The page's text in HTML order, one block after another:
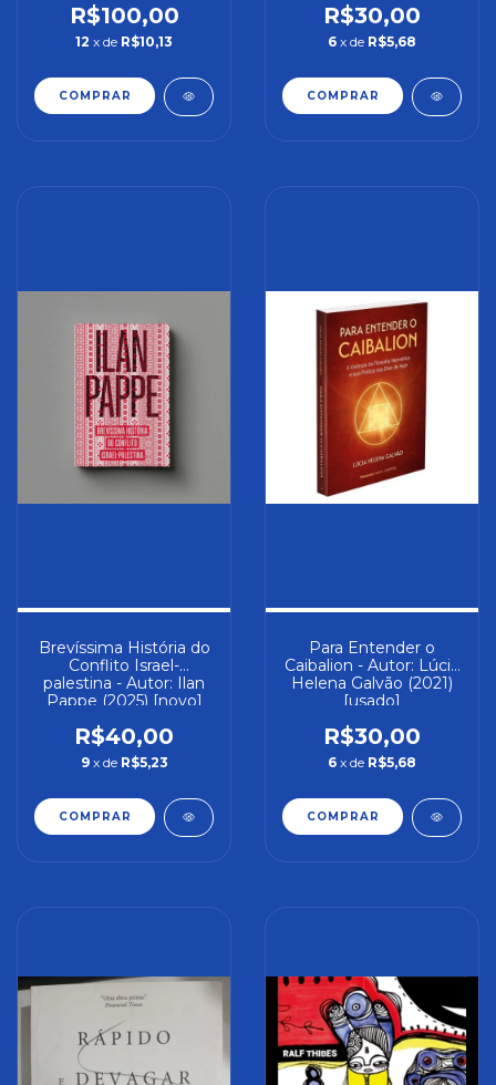
Jean-claude Corbeil e
Outro (1997) [usado]
R$100,00
12 x de R$10,13
Segunda Guerra
Mundial - Autor:
Rodrigo Trespach
R$30,00
6 x de R$5,68
Brevíssima História do
Conflito Israel-
palestina - Autor: Ilan
Pappe (2025) [novo]
R$40,00
9 x de R$5,23
Para Entender o
Caibalion - Autor: Lúcia
Helena Galvão (2021)
[usado]
R$30,00
6 x de R$5,68